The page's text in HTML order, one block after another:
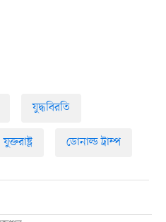
যুদ্ধবিরতি
যুক্তরাষ্ট্র ডোনাল্ড ট্রাম্প